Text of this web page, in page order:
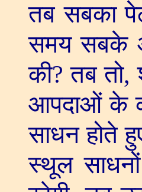
तब सबका
समय सबके
की?तब तो,
आपदाओं के
साधन होते
स्थूल